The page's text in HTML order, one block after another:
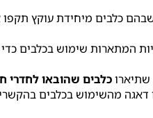
כלבים מיחידת עוקץ תקפו
המתארות שימוש בכלבים
שתיארוכלבים שהובאו לחדרי
דאגה מהשימוש בכלבים